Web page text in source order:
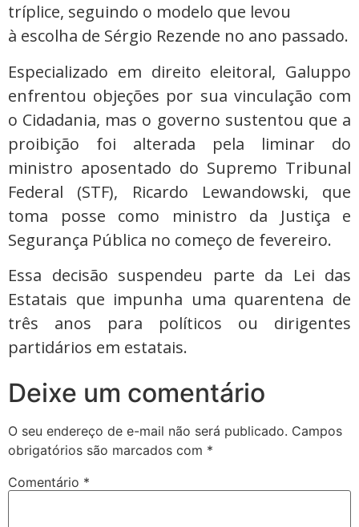
tríplice, seguindo o modelo que levou
à escolha de Sérgio Rezende no ano passado.
Especializado em direito eleitoral, Galuppo
enfrentou objeções por sua vinculação com
o Cidadania, mas o governo sustentou que a
proibição foi alterada pela liminar do
ministro aposentado do Supremo Tribunal
Federal (STF), Ricardo Lewandowski, que
toma posse como ministro da Justiça e
Segurança Pública no começo de fevereiro.
Essa decisão suspendeu parte da Lei das
Estatais que impunha uma quarentena de
três anos para políticos ou dirigentes
partidários em estatais.
Deixe um comentário
O seu endereço de e-mail não será publicado. Campos
obrigatórios são marcados com *
Comentário *